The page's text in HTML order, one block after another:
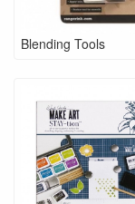
Blending Tools